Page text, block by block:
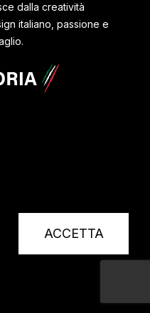
dalla creatività
italiano, passione e
ACCETTA